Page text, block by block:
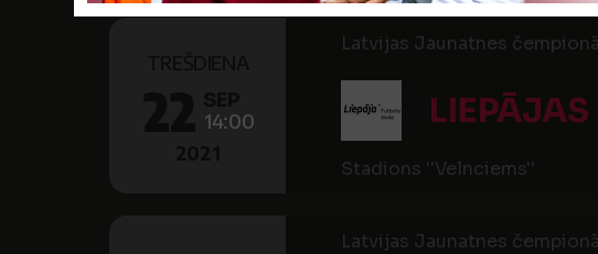
14:00
Latvijas Jaunatnes
LIEPĀJAS
Stadions ''Velnciems''
Latvijas Jaunatnes